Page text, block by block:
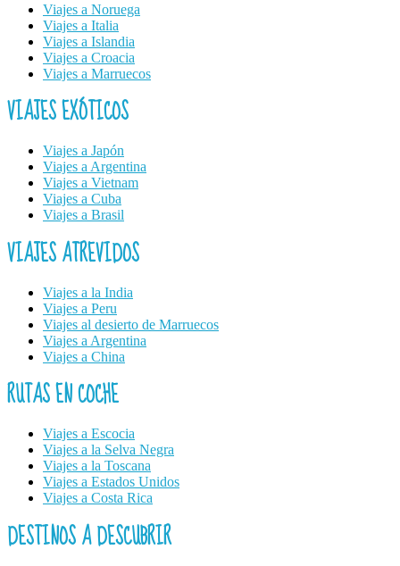
Viajes a Noruega
Viajes a Italia
Viajes a Islandia
Viajes a Croacia
Viajes a Marruecos
VIAJES EXÓTICOS
Viajes a Japón
Viajes a Argentina
Viajes a Vietnam
Viajes a Cuba
Viajes a Brasil
VIAJES ATREVIDOS
Viajes a la India
Viajes a Peru
Viajes al desierto de Marruecos
Viajes a Argentina
Viajes a China
RUTAS EN COCHE
Viajes a Escocia
Viajes a la Selva Negra
Viajes a la Toscana
Viajes a Estados Unidos
Viajes a Costa Rica
DESTINOS A DESCUBRIR